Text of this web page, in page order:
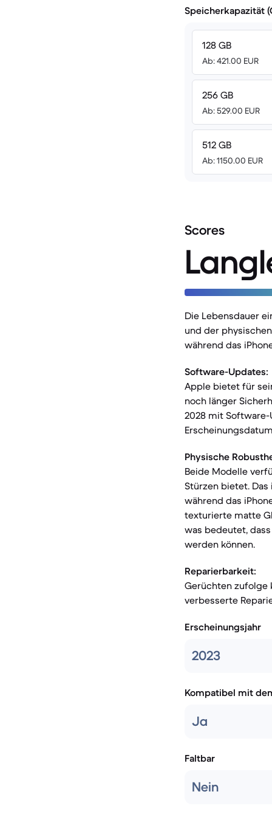
Speicherkapazität
128 GB
Ab: 421.00 EUR
256 GB
Ab: 529.00 EUR
512 GB
Ab: 1150.00 EUR
Scores
Die Lebensdauer
und der
während das
Software-Updates:
Apple bietet für
noch länger
2028 mit Software-
Physische
Beide Modelle
Stürzen bietet.
während das
texturierte matte
was bedeutet,
werden können.
Reparierbarkeit:
Gerüchten zufolge
verbesserte
Erscheinungsjahr
2023
Kompatibel mit
Ja
Faltbar
Nein